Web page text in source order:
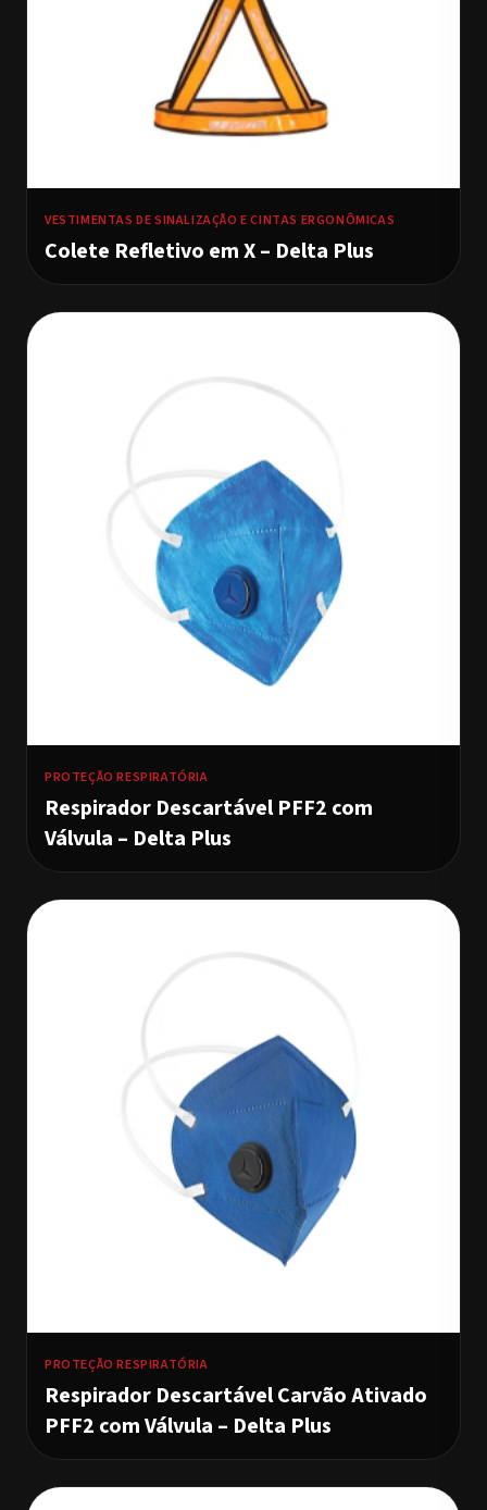
VESTIMENTAS DE SINALIZAÇÃO E CINTAS ERGONÔMICAS
Colete Refletivo em X – Delta Plus
PROTEÇÃO RESPIRATÓRIA
Respirador Descartável PFF2 com
Válvula – Delta Plus
PROTEÇÃO RESPIRATÓRIA
Respirador Descartável Carvão Ativado
PFF2 com Válvula – Delta Plus